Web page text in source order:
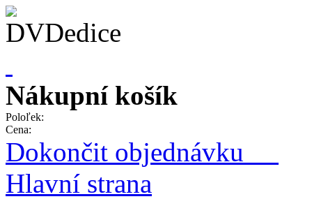
Nákupní košík
Poloľek:
Cena:
Dokončit objednávku
Hlavní strana